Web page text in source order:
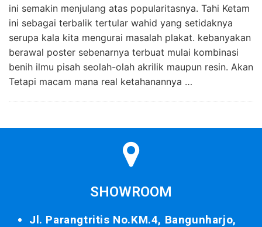
ini semakin menjulang atas popularitasnya. Tahi Ketam
ini sebagai terbalik tertular wahid yang setidaknya
serupa kala kita mengurai masalah plakat. kebanyakan
berawal poster sebenarnya terbuat mulai kombinasi
benih ilmu pisah seolah-olah akrilik maupun resin. Akan
Tetapi macam mana real ketahanannya …
SHOWROOM
Jl. Parangtritis No.KM.4, Bangunharjo,